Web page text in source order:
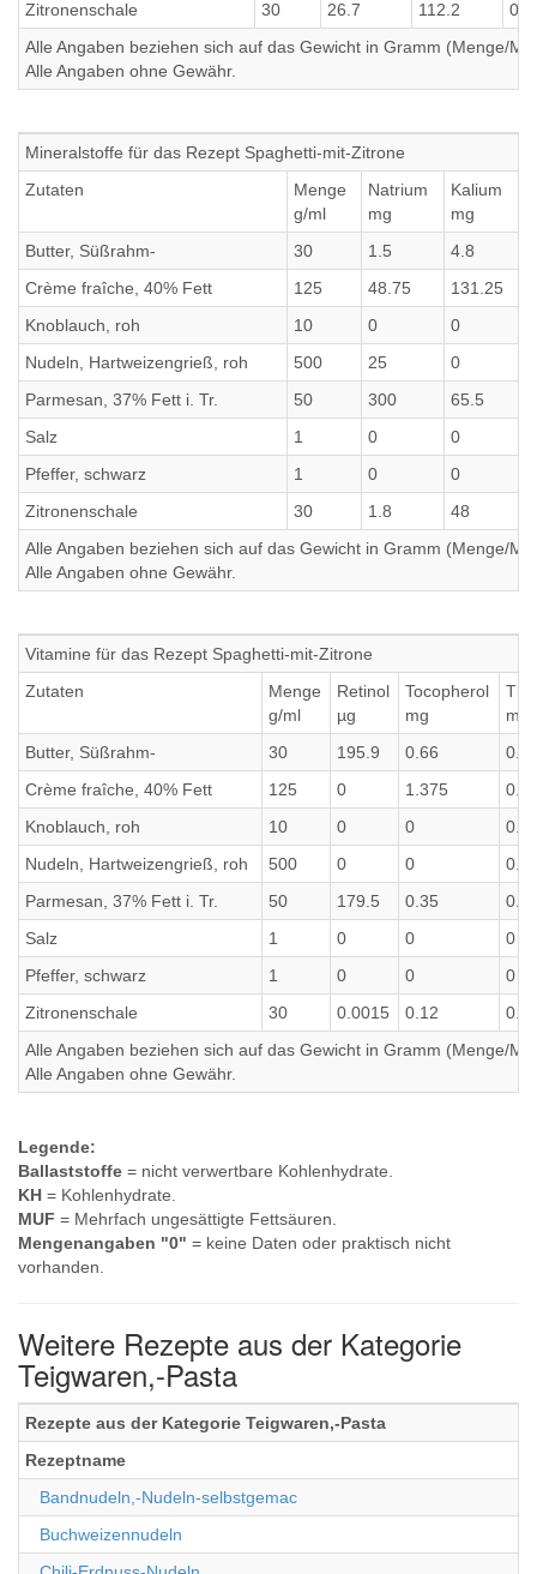
Zitronenschale 30 26.7 112.2
Alle Angaben beziehen sich auf das Gewicht in Gramm (Menge/
Alle Angaben ohne Gewähr.
Mineralstoffe für das Rezept Spaghetti-mit-Zitrone
Zutaten
Menge
g/ml
Natrium
mg
Kalium
mg
Butter, Süßrahm-
30 1.5 4.8
Crème fraîche, 40% Fett
125 48.75 131.25
Knoblauch, roh
10 0 0
Nudeln, Hartweizengrieß, roh
500 25 0
Parmesan, 37% Fett i. Tr.
50 300 65.5
Salz
1 0 0
Pfeffer, schwarz
1 0 0
Zitronenschale
30 1.8 48
Alle Angaben beziehen sich auf das Gewicht in Gramm (Menge/
Alle Angaben ohne Gewähr.
Vitamine für das Rezept Spaghetti-mit-Zitrone
Zutaten
Menge
g/ml
Retinol
µg
Tocopherol
mg
mg
Butter, Süßrahm-
30 195.9 0.66
Crème fraîche, 40% Fett
125 0 1.375
Knoblauch, roh
10 0 0
Nudeln, Hartweizengrieß, roh
500 0 0
Parmesan, 37% Fett i. Tr.
50 179.5 0.35
Salz
1 0 0
0
Pfeffer, schwarz
1 0 0
0
Zitronenschale
30 0.0015 0.12
Alle Angaben beziehen sich auf das Gewicht in Gramm (Menge/
Alle Angaben ohne Gewähr.
Legende:
Ballaststoffe = nicht verwertbare Kohlenhydrate.
KH = Kohlenhydrate.
MUF = Mehrfach ungesättigte Fettsäuren.
Mengenangaben "0" = keine Daten oder praktisch nicht
vorhanden.
Weitere Rezepte aus der Kategorie
Teigwaren,-Pasta
Rezepte aus der Kategorie Teigwaren,-Pasta
Rezeptname
Bandnudeln,-Nudeln-selbstgemac
Buchweizennudeln